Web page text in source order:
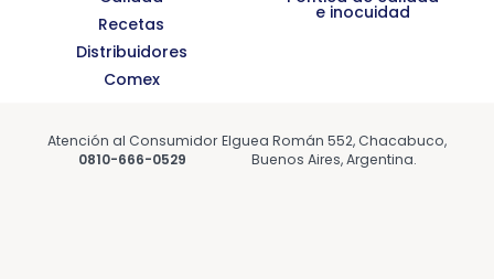
Recetas
Distribuidores
Comex
e inocuidad
Atención al Consumidor
0810-666-0529
Elguea Román 552, Chacabuco,
Buenos Aires, Argentina.